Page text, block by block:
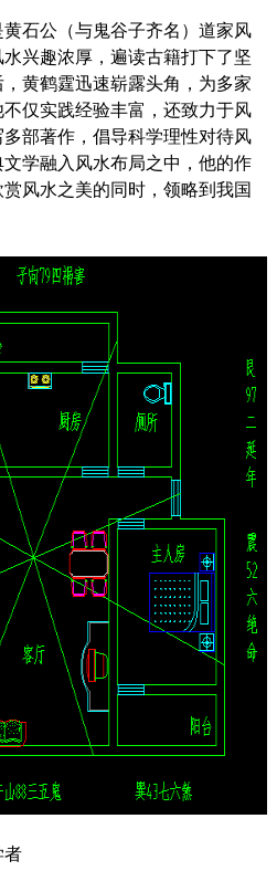
石公（与鬼谷子齐名）道家风
兴趣浓厚，遍读古籍打下了坚
黄鹤霆迅速崭露头角，为多家
仅实践经验丰富，还致力于风
部著作，倡导科学理性对待风
学融入风水布局之中，他的作
风水之美的同时，领略到我国
者